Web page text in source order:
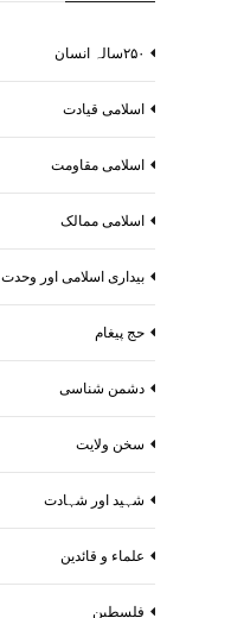
۲۵۰سالہ انسان
اسلامی قیادت
اسلامی مقاومت
اسلامی ممالک
بیداری اسلامی اور وحدت
حج پیغام
دشمن شناسی
سخن ولایت
شہید اور شہادت
علماء و قائدین
فلسطین